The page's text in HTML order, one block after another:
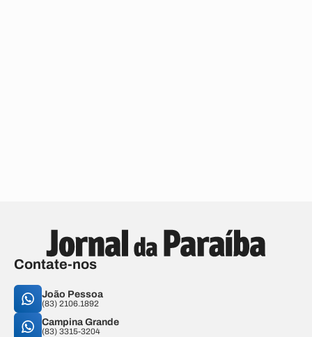
Contate-nos
João Pessoa
(83) 2106.1892
Campina Grande
(83) 3315-3204